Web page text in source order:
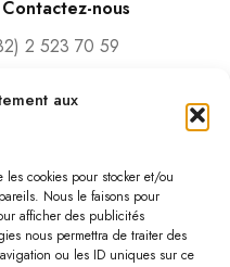
aux
cookies pour stocker et/ou
Nous le faisons pour
afficher des publicités
nous permettra de traiter des
ou les ID uniques sur ce
nous
2 523 70 59
6, 1070 Bruxelles
– 18:30
– 15:00 -18:30
18:00